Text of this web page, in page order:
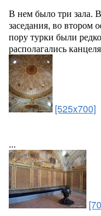
В нем было три зала.
заседания, во втором
пору турки были
располагались
[525x700]
...